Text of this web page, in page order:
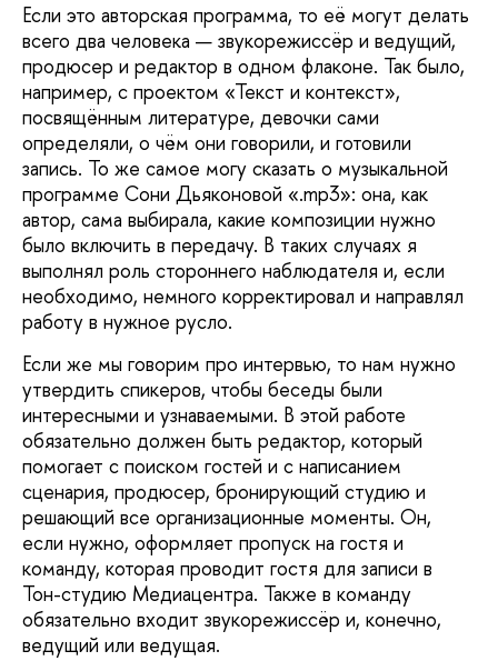
Если это авторская программа, то её могут делать
всего два человека — звукорежиссёр и ведущий,
продюсер и редактор в одном флаконе. Так было,
например, с проектом «Текст и контекст»,
посвящённым литературе, девочки сами
определяли, о чём они говорили, и готовили
запись. То же самое могу сказать о музыкальной
программе Сони Дьяконовой «.mp3»: она, как
автор, сама выбирала, какие композиции нужно
было включить в передачу. В таких случаях я
выполнял роль стороннего наблюдателя и, если
необходимо, немного корректировал и направлял
работу в нужное русло.
Если же мы говорим про интервью, то нам нужно
утвердить спикеров, чтобы беседы были
интересными и узнаваемыми. В этой работе
обязательно должен быть редактор, который
помогает с поиском гостей и с написанием
сценария, продюсер, бронирующий студию и
решающий все организационные моменты. Он,
если нужно, оформляет пропуск на гостя и
команду, которая проводит гостя для записи в
Тон-студию Медиацентра. Также в команду
обязательно входит звукорежиссёр и, конечно,
ведущий или ведущая.